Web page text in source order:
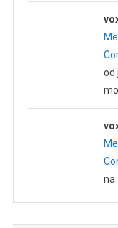
od
na